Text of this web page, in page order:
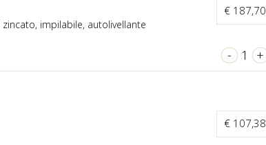
impilabile, autolivellante
€ 187,70
- 1 +
€ 107,38